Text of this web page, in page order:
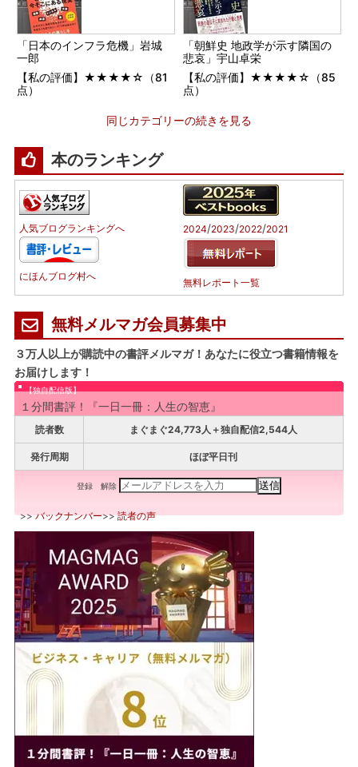
「日本のインフラ危機」岩城
一郎
【私の評価】★★★★☆（81
点）
「朝鮮史 地政学が示す隣国の
悲哀」宇山卓栄
【私の評価】★★★★☆（85
点）
同じカテゴリーの続きを見る
本のランキング
人気ブログランキングへ
にほんブログ村へ
2024/2023/2022/2021
無料レポート一覧
無料メルマガ会員募集中
３万人以上が購読中の書評メルマガ！あなたに役立つ書籍情報を
お届けします！
【独自配信版】
１分間書評！『一日一冊：人生の智恵』
読者数 まぐまぐ24,773人＋独自配信2,544人
発行周期 ほぼ平日刊
登録 解除
>>バックナンバー>>読者の声